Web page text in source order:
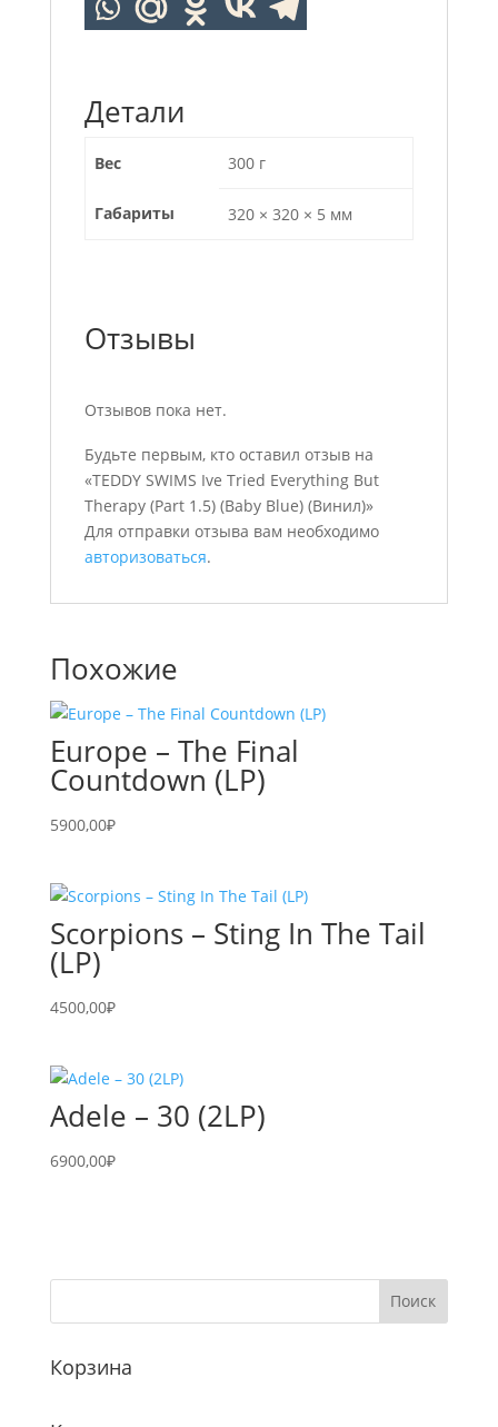
Детали
Вес 300 г
Габариты 320 × 320 × 5 мм
Отзывы
Отзывов пока нет.
Будьте первым, кто оставил отзыв на
«TEDDY SWIMS Ive Tried Everything But
Therapy (Part 1.5) (Baby Blue) (Винил)»
Для отправки отзыва вам необходимо
авторизоваться.
Похожие
Europe – The Final
Countdown (LP)
5900,00₽
Scorpions – Sting In The Tail
(LP)
4500,00₽
Adele – 30 (2LP)
6900,00₽
Корзина